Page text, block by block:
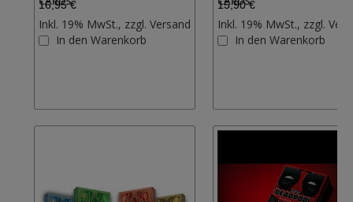
16,95 €
Inkl. 19% MwSt., zzgl. Versand
In den Warenkorb
15,90 €
Inkl. 19% MwSt., zzgl.
In den Warenkorb